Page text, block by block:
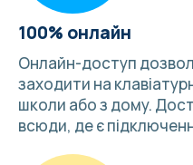
100% онлайн
Онлайн-доступ
заходити на
школи або з дому.
всюди, де є